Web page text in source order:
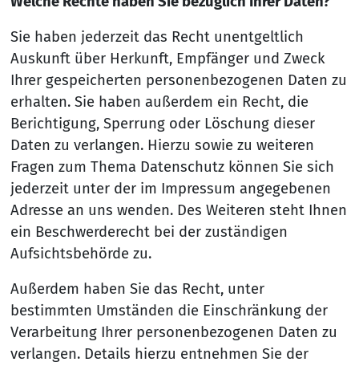
Sie haben jederzeit das Recht unentgeltlich
Auskunft über Herkunft, Empfänger und Zweck
Ihrer gespeicherten personenbezogenen Daten zu
erhalten. Sie haben außerdem ein Recht, die
Berichtigung, Sperrung oder Löschung dieser
Daten zu verlangen. Hierzu sowie zu weiteren
Fragen zum Thema Datenschutz können Sie sich
jederzeit unter der im Impressum angegebenen
Adresse an uns wenden. Des Weiteren steht Ihnen
ein Beschwerderecht bei der zuständigen
Aufsichtsbehörde zu.
Außerdem haben Sie das Recht, unter
bestimmten Umständen die Einschränkung der
Verarbeitung Ihrer personenbezogenen Daten zu
verlangen. Details hierzu entnehmen Sie der